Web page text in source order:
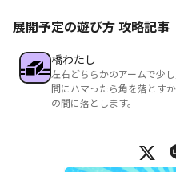
展開予定の遊び方 攻略記事
橋わたし
左右どちらかのアームで少
間にハマったら角を落とす
の間に落とします。
X